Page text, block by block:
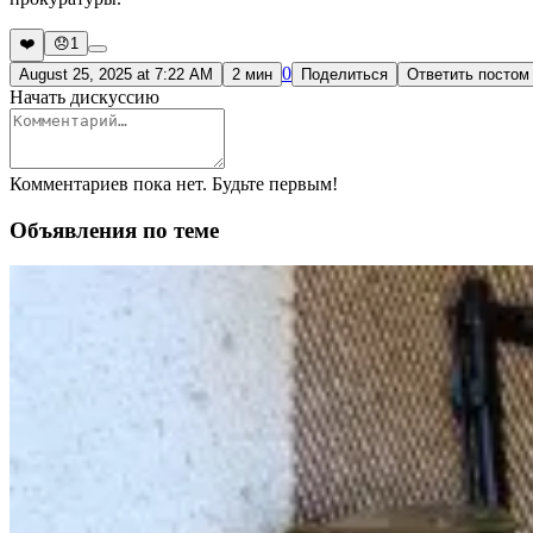
❤️ 😞1
August 25, 2025 at 7:22 AM
2 мин 0 Поделиться Ответить постом
Начать дискуссию
Комментариев пока нет. Будьте первым!
Объявления по теме